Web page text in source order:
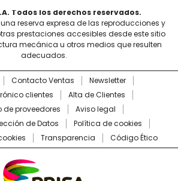
Todos los derechos reservados.
una reserva expresa de las reproducciones y
prestaciones accesibles desde este sitio
mecánica u otros medios que resulten
adecuados.
Contacto Ventas
Newsletter
clientes
Alta de Clientes
de proveedores
Aviso legal
de Datos
Política de cookies
Transparencia Código Ético